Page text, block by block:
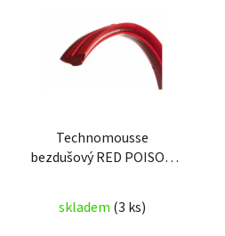
Technomousse
bezdušový RED POISON
Athena
skladem (3 ks)